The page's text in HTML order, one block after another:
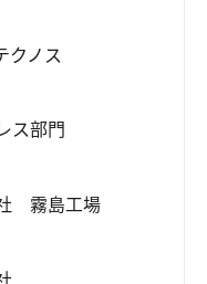
クノス
ス部門
霧島工場